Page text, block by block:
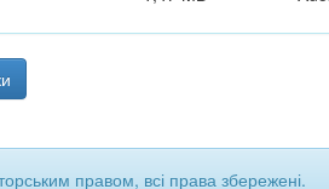
правом, всі права збережені.